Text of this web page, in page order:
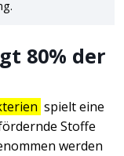
80% der
spielt eine
Stoffe
werden